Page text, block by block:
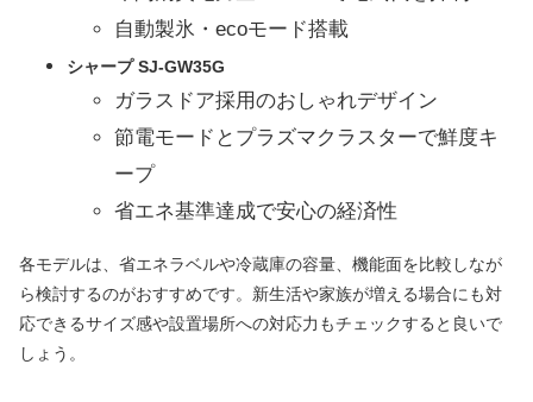
自動製氷・ecoモード搭載
シャープ SJ-GW35G
ガラスドア採用のおしゃれデザイン
節電モードとプラズマクラスターで鮮度キ
ープ
省エネ基準達成で安心の経済性
各モデルは、省エネラベルや冷蔵庫の容量、機能面を比較しなが
ら検討するのがおすすめです。新生活や家族が増える場合にも対
応できるサイズ感や設置場所への対応力もチェックすると良いで
しょう。